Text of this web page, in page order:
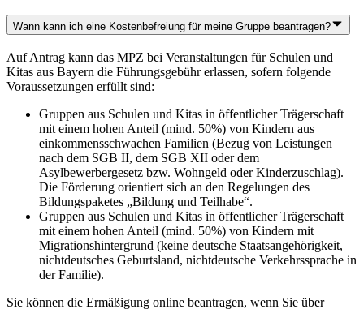
Wann kann ich eine Kostenbefreiung für meine Gruppe beantragen?
Auf Antrag kann das MPZ bei Veranstaltungen für Schulen und
Kitas aus Bayern die Führungsgebühr erlassen, sofern folgende
Voraussetzungen erfüllt sind:
Gruppen aus Schulen und Kitas in öffentlicher Trägerschaft
mit einem hohen Anteil (mind. 50%) von Kindern aus
einkommensschwachen Familien (Bezug von Leistungen
nach dem SGB II, dem SGB XII oder dem
Asylbewerbergesetz bzw. Wohngeld oder Kinderzuschlag).
Die Förderung orientiert sich an den Regelungen des
Bildungspaketes „Bildung und Teilhabe“.
Gruppen aus Schulen und Kitas in öffentlicher Trägerschaft
mit einem hohen Anteil (mind. 50%) von Kindern mit
Migrationshintergrund (keine deutsche Staatsangehörigkeit,
nichtdeutsches Geburtsland, nichtdeutsche Verkehrssprache in
der Familie).
Sie können die Ermäßigung online beantragen, wenn Sie über